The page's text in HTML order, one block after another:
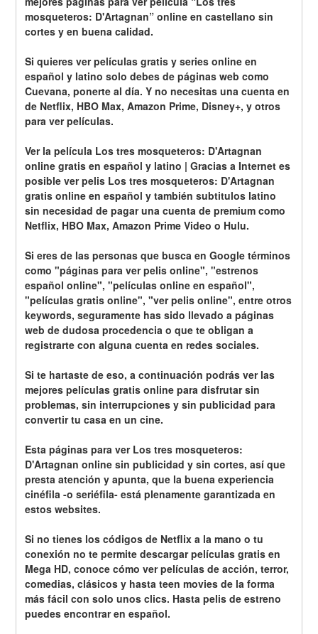
mosqueteros: D'Artagnan” online en castellano sin
cortes y en buena calidad.
Si quieres ver películas gratis y series online en
español y latino solo debes de páginas web como
Cuevana, ponerte al día. Y no necesitas una cuenta en
de Netflix, HBO Max, Amazon Prime, Disney+, y otros
para ver películas.
Ver la película Los tres mosqueteros: D'Artagnan
online gratis en español y latino | Gracias a Internet es
posible ver pelis Los tres mosqueteros: D'Artagnan
gratis online en español y también subtitulos latino
sin necesidad de pagar una cuenta de premium como
Netflix, HBO Max, Amazon Prime Video o Hulu.
Si eres de las personas que busca en Google términos
como "páginas para ver pelis online", "estrenos
español online", "películas online en español",
"películas gratis online", "ver pelis online", entre otros
keywords, seguramente has sido llevado a páginas
web de dudosa procedencia o que te obligan a
registrarte con alguna cuenta en redes sociales.
Si te hartaste de eso, a continuación podrás ver las
mejores películas gratis online para disfrutar sin
problemas, sin interrupciones y sin publicidad para
convertir tu casa en un cine.
Esta páginas para ver Los tres mosqueteros:
D'Artagnan online sin publicidad y sin cortes, así que
presta atención y apunta, que la buena experiencia
cinéfila -o seriéfila- está plenamente garantizada en
estos websites.
Si no tienes los códigos de Netflix a la mano o tu
conexión no te permite descargar películas gratis en
Mega HD, conoce cómo ver películas de acción, terror,
comedias, clásicos y hasta teen movies de la forma
más fácil con solo unos clics. Hasta pelis de estreno
puedes encontrar en español.